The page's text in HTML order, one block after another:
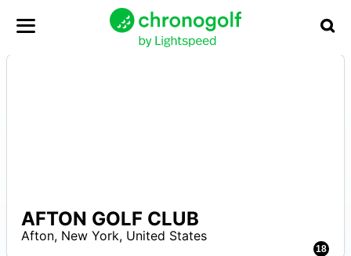
18
AFTON GOLF CLUB
Afton, New York, United States